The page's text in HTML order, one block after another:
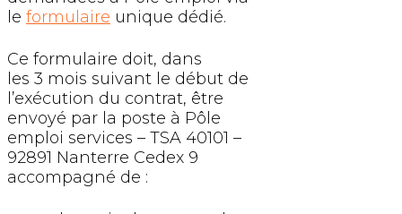
le formulaire unique dédié.
Ce formulaire doit, dans
les 3 mois suivant le début de
l’exécution du contrat, être
envoyé par la poste à Pôle
emploi services – TSA 40101 –
92891 Nanterre Cedex 9
accompagné de :